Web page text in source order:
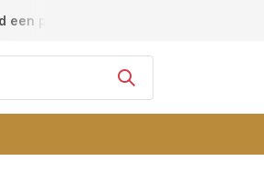
een passende maat